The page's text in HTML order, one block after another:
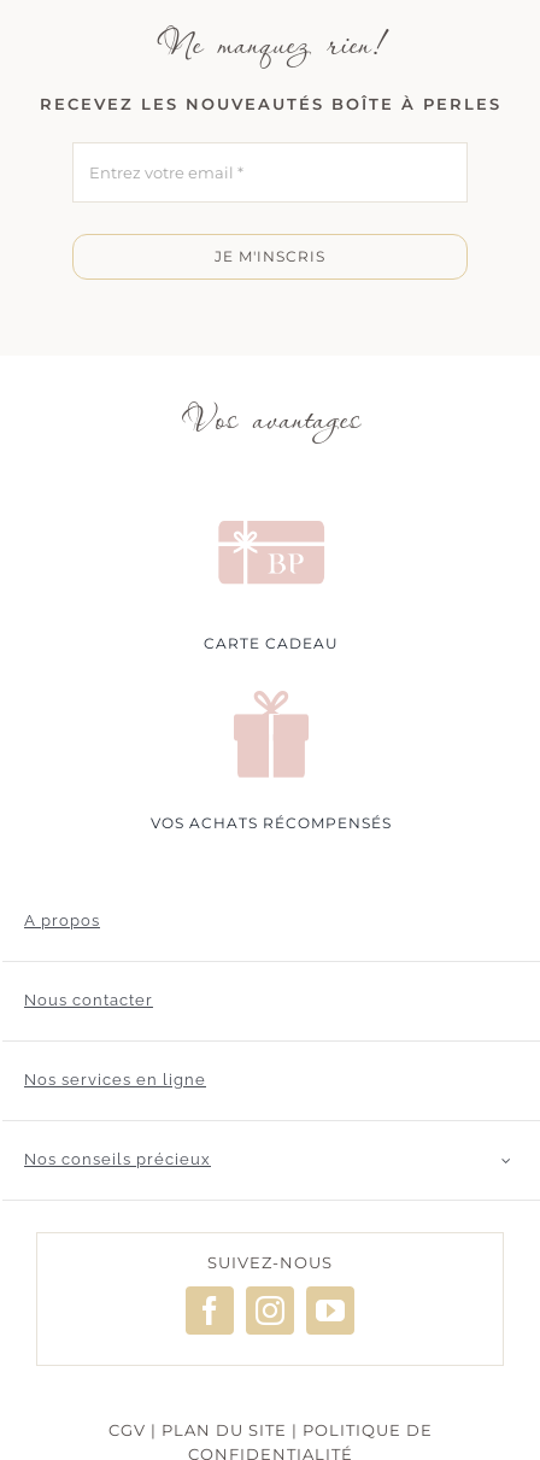
Ne manquez rien!
RECEVEZ LES NOUVEAUTÉS BOÎTE À PERLES
JE M'INSCRIS
Vos avantages
CARTE CADEAU
VOS ACHATS RÉCOMPENSÉS
A propos
Nous contacter
Nos services en ligne
Nos conseils précieux
SUIVEZ-NOUS
CGV | PLAN DU SITE | POLITIQUE DE
CONFIDENTIALITÉ